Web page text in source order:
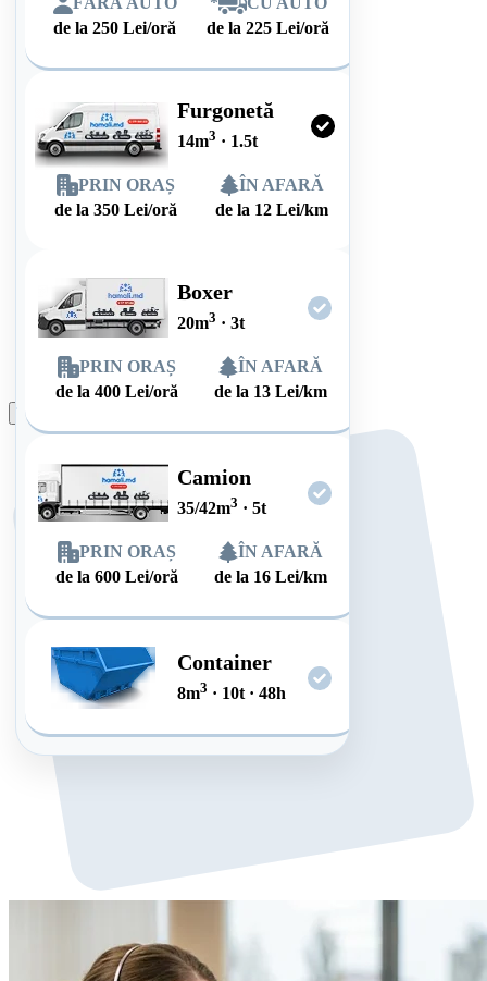
de la250 Lei/oră
de la225 Lei/oră
Furgonetă
14m3 · 1.5t
PRIN ORAȘ
de la 350 Lei/oră
ÎN AFARĂ
de la 12 Lei/km
Boxer
20m3 · 3t
PRIN ORAȘ
de la400 Lei/oră
ÎN AFARĂ
de la 13 Lei/km
Camion
35/42m3 · 5t
PRIN ORAȘ
de la600 Lei/oră
ÎN AFARĂ
de la 16 Lei/km
Container
8m3 · 10t · 48h
Plasează comanda